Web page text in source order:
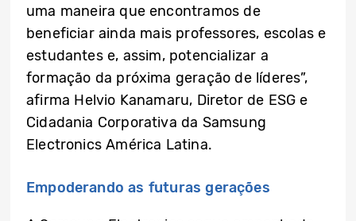
uma maneira que encontramos de
beneficiar ainda mais professores, escolas e
estudantes e, assim, potencializar a
formação da próxima geração de líderes”,
afirma Helvio Kanamaru, Diretor de ESG e
Cidadania Corporativa da Samsung
Electronics América Latina.
Empoderando as futuras gerações